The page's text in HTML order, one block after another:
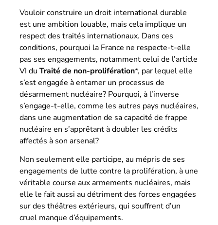
Vouloir construire un droit international durable
est une ambition louable, mais cela implique un
respect des traités internationaux. Dans ces
conditions, pourquoi la France ne respecte-t-elle
pas ses engagements, notamment celui de l’article
VI du Traité de non-prolifération*, par lequel elle
s’est engagée à entamer un processus de
désarmement nucléaire? Pourquoi, à l’inverse
s’engage-t-elle, comme les autres pays nucléaires,
dans une augmentation de sa capacité de frappe
nucléaire en s’apprêtant à doubler les crédits
affectés à son arsenal?
Non seulement elle participe, au mépris de ses
engagements de lutte contre la prolifération, à une
véritable course aux armements nucléaires, mais
elle le fait aussi au détriment des forces engagées
sur des théâtres extérieurs, qui souffrent d’un
cruel manque d’équipements.